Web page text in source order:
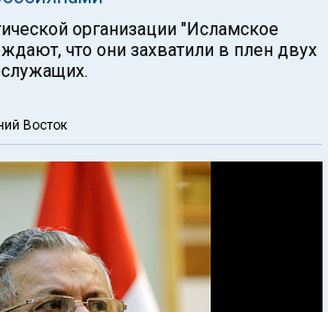
организации "Исламское
что они захватили в плен двух
Восток